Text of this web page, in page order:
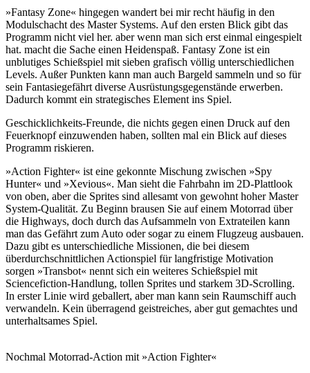
»Fantasy Zone« hingegen wandert bei mir recht häufig in den
Modulschacht des Master Systems. Auf den ersten Blick gibt das
Programm nicht viel her. aber wenn man sich erst einmal eingespielt
hat. macht die Sache einen Heidenspaß. Fantasy Zone ist ein
unblutiges Schießspiel mit sieben grafisch völlig unterschiedlichen
Levels. Außer Punkten kann man auch Bargeld sammeln und so für
sein Fantasiegefährt diverse Ausrüstungsgegenstände erwerben.
Dadurch kommt ein strategisches Element ins Spiel.
Geschicklichkeits-Freunde, die nichts gegen einen Druck auf den
Feuerknopf einzuwenden haben, sollten mal ein Blick auf dieses
Programm riskieren.
»Action Fighter« ist eine gekonnte Mischung zwischen »Spy
Hunter« und »Xevious«. Man sieht die Fahrbahn im 2D-Plattlook
von oben, aber die Sprites sind allesamt von gewohnt hoher Master
System-Qualität. Zu Beginn brausen Sie auf einem Motorrad über
die Highways, doch durch das Aufsammeln von Extrateilen kann
man das Gefährt zum Auto oder sogar zu einem Flugzeug ausbauen.
Dazu gibt es unterschiedliche Missionen, die bei diesem
überdurchschnittlichen Actionspiel für langfristige Motivation
sorgen »Transbot« nennt sich ein weiteres Schießspiel mit
Sciencefiction-Handlung, tollen Sprites und starkem 3D-Scrolling.
In erster Linie wird geballert, aber man kann sein Raumschiff auch
verwandeln. Kein überragend geistreiches, aber gut gemachtes und
unterhaltsames Spiel.
Nochmal Motorrad-Action mit »Action Fighter«